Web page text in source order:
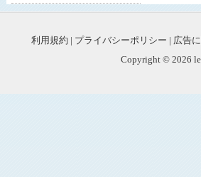
利用規約 | プライバシーポリシー | 広告
Copyright © 2026